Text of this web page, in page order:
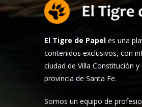
El Tigre de Papel es una
contenidos exclusivos, con
ciudad de Villa Constitución
provincia de Santa Fe.
Somos un equipo de